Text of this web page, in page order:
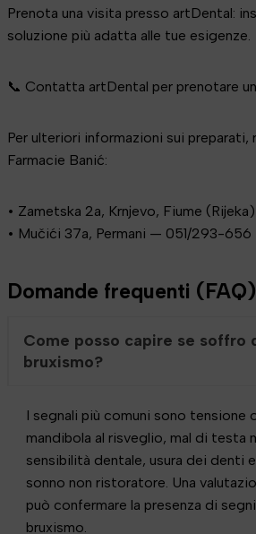
Prenota una visita presso artDental:
soluzione più adatta alle tue esigenze.
📞 Contatta artDental per prenotare
Per ulteriori informazioni sui
Farmacie Banić:
• Zametska 2a, Krnjevo, Fiume
• Mučići 37a, Permani — 051/293-656
Domande frequenti (FAQ)
Come posso capire se soffro
bruxismo?
I segnali più comuni sono tensione
mandibola al risveglio, mal di testa
sensibilità dentale, usura dei denti
sonno non ristoratore. Una
può confermare la presenza di
bruxismo.